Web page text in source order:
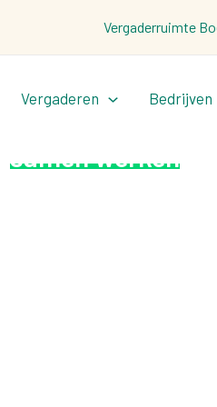
Vergaderruimte
Vergaderen Bedrijven
Campus
samen werken